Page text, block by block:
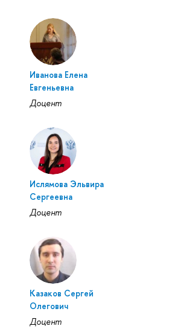
Иванова Елена
Евгеньевна
Доцент
Ислямова Эльвира
Сергеевна
Доцент
Казаков Сергей
Олегович
Доцент